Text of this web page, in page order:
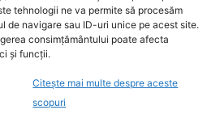
tehnologii ne va permite să procesăm
de navigare sau ID-uri unice pe acest site.
consimțământului poate afecta
și funcții.
Citește mai multe despre aceste
scopuri
un titlu mondial la box
este din nou în centrul
după